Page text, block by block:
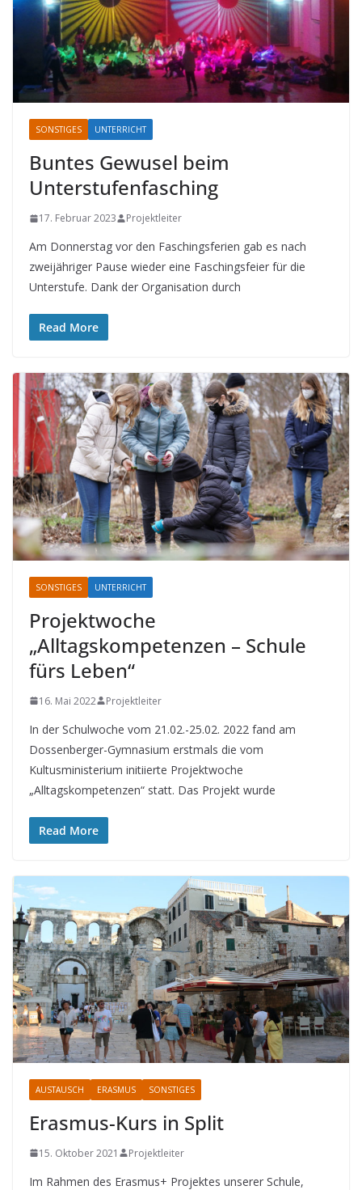
SONSTIGES UNTERRICHT
Buntes Gewusel beim
Unterstufenfasching
17. Februar 2023 Projektleiter
Am Donnerstag vor den Faschingsferien gab es nach
zweijähriger Pause wieder eine Faschingsfeier für die
Unterstufe. Dank der Organisation durch
Read More
SONSTIGES UNTERRICHT
Projektwoche
„Alltagskompetenzen – Schule
fürs Leben“
16. Mai 2022 Projektleiter
In der Schulwoche vom 21.02.-25.02. 2022 fand am
Dossenberger-Gymnasium erstmals die vom
Kultusministerium initiierte Projektwoche
„Alltagskompetenzen“ statt. Das Projekt wurde
Read More
AUSTAUSCH ERASMUS SONSTIGES
Erasmus-Kurs in Split
15. Oktober 2021 Projektleiter
Im Rahmen des Erasmus+ Projektes unserer Schule,